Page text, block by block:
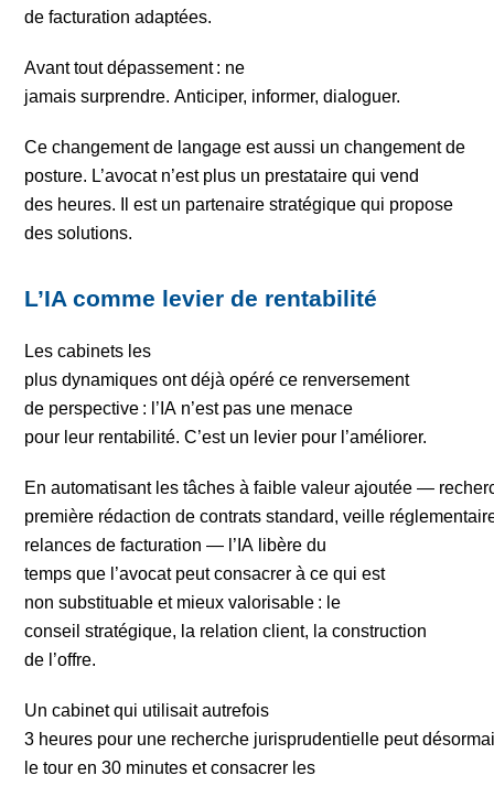
de facturation adaptées.
Avant tout dépassement : ne
jamais surprendre. Anticiper, informer, dialoguer.
Ce changement de langage est aussi un changement de
posture. L’avocat n’est plus un prestataire qui vend
des heures. Il est un partenaire stratégique qui propose
des solutions.
L’IA comme levier de rentabilité
Les cabinets les
plus dynamiques ont déjà opéré ce renversement
de perspective : l’IA n’est pas une menace
pour leur rentabilité. C’est un levier pour l’améliorer.
En automatisant les tâches à faible valeur ajoutée —
première rédaction de contrats standard, veille
relances de facturation — l’IA libère du
temps que l’avocat peut consacrer à ce qui est
non substituable et mieux valorisable : le
conseil stratégique, la relation client, la construction
de l’offre.
Un cabinet qui utilisait autrefois
3 heures pour une recherche jurisprudentielle peut
le tour en 30 minutes et consacrer les